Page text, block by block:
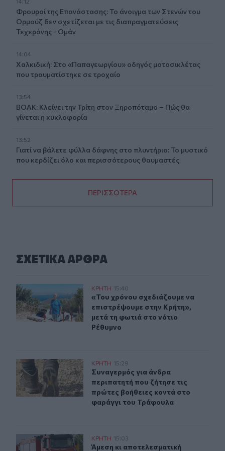
Φρουροί της Επανάστασης: Το άνοιγμα των Στενών του
Ορμούζ δεν σχετίζεται με τις διαπραγματεύσεις
Τεχεράνης - Ομάν
14:04
Χαλκιδική: Στο «Παπαγεωργίου» οδηγός μοτοσικλέτας
που τραυματίστηκε σε τροχαίο
13:54
ΒΟΑΚ: Κλείνει την Τρίτη στον Ξηροπόταμο – Πώς θα
γίνεται η κυκλοφορία
13:52
Γιατί να βάλετε φύλλα δάφνης στο πλυντήριο: Το μυστικό
που κερδίζει όλο και περισσότερους θαυμαστές
ΠΕΡΙΣΣΟΤΕΡΑ
ΣΧΕΤΙΚA AΡΘΡΑ
«Του χρόνου σχεδιάζουμε να επιστρέψουμε στην
ΚΡΗΤΗ 15:40
«Του χρόνου σχεδιάζουμε να
«Του χρόνου σχεδιάζουμε να
επιστρέψουμε στην Κρήτη»,
μετά τη φωτιά στο νότιο
Ρέθυμνο
Συναγερμός για άνδρα περιπατητή που ζήτησε τις
ΚΡΗΤΗ 15:29
Συναγερμός για άνδρα
Συναγερμός για άνδρα
περιπατητή που ζήτησε τις
πρώτες βοήθειες κοντά στο
φαράγγι του Τράφουλα
Άμεση κι αποτελεσματική επέμβαση της
ΚΡΗΤΗ 15:03
Άμεση κι αποτελεσματική
Άμεση κι αποτελεσματική